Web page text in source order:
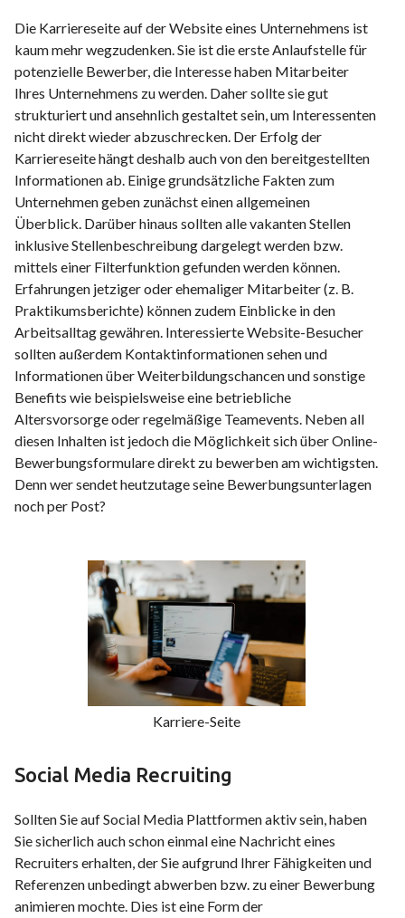
Die Karriereseite auf der Website eines Unternehmens ist
kaum mehr wegzudenken. Sie ist die erste Anlaufstelle für
potenzielle Bewerber, die Interesse haben Mitarbeiter
Ihres Unternehmens zu werden. Daher sollte sie gut
strukturiert und ansehnlich gestaltet sein, um Interessenten
nicht direkt wieder abzuschrecken. Der Erfolg der
Karriereseite hängt deshalb auch von den bereitgestellten
Informationen ab. Einige grundsätzliche Fakten zum
Unternehmen geben zunächst einen allgemeinen
Überblick. Darüber hinaus sollten alle vakanten Stellen
inklusive Stellenbeschreibung dargelegt werden bzw.
mittels einer Filterfunktion gefunden werden können.
Erfahrungen jetziger oder ehemaliger Mitarbeiter (z. B.
Praktikumsberichte) können zudem Einblicke in den
Arbeitsalltag gewähren. Interessierte Website-Besucher
sollten außerdem Kontaktinformationen sehen und
Informationen über Weiterbildungschancen und sonstige
Benefits wie beispielsweise eine betriebliche
Altersvorsorge oder regelmäßige Teamevents. Neben all
diesen Inhalten ist jedoch die Möglichkeit sich über Online-
Bewerbungsformulare direkt zu bewerben am wichtigsten.
Denn wer sendet heutzutage seine Bewerbungsunterlagen
noch per Post?
Karriere-Seite
Social Media Recruiting
Sollten Sie auf Social Media Plattformen aktiv sein, haben
Sie sicherlich auch schon einmal eine Nachricht eines
Recruiters erhalten, der Sie aufgrund Ihrer Fähigkeiten und
Referenzen unbedingt abwerben bzw. zu einer Bewerbung
animieren mochte. Dies ist eine Form der